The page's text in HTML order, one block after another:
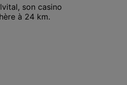
son casino
à 24 km.